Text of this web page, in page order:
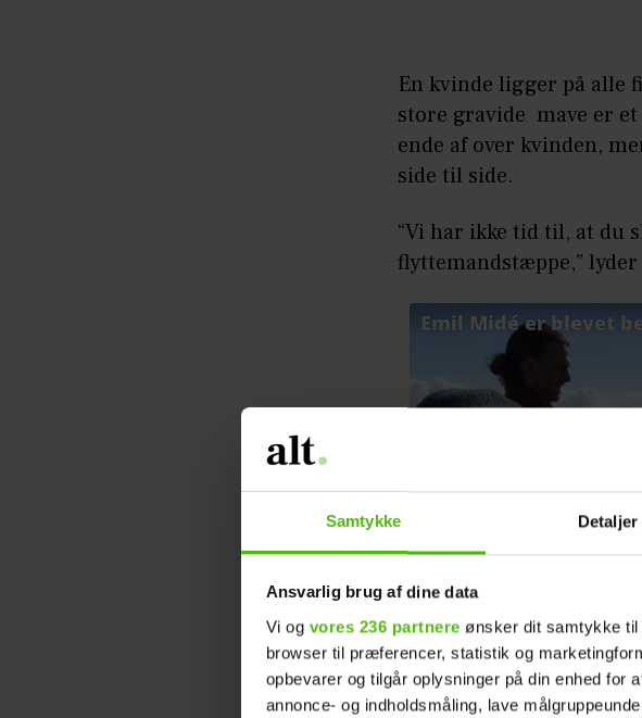
Samtykke Detaljer
Ansvarlig brug af dine data
Vi og vores 236 partnere ønsker dit samtykke
browser til præferencer, statistik og
opbevarer og tilgår oplysninger på din enhed for
annonce- og indholdsmåling, lave
En kvinde ligger på alle
store gravide mave er
ende af over kvinden,
side til side.
“Vi har ikke tid til, at du
flyttemandstæppe,”